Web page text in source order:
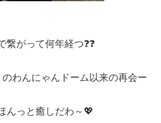
がって何年経つ❓❓
わんにゃんドーム以来の再会ー
んっと癒しだわ～💖